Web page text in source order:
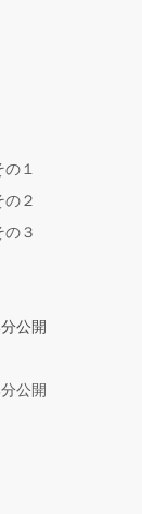
１
２
３
公開
公開